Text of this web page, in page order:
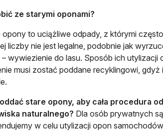
ze starymi oponami?
opony to uciążliwe odpady, z którymi
liczby nie jest legalne, podobnie jak
wywiezienie do lasu. Sposób ich utylizacji
musi zostać poddane recyklingowi,
stare opony, aby cała procedura
naturalnego? Dla osób prywatnych
w celu utylizacji opon